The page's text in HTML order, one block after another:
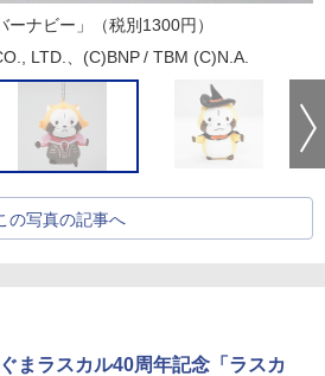
ーナビー」（税別1300円）
LTD.、(C)BNP / TBM (C)N.A.
の写真の記事へ
まラスカル40周年記念「ラスカ